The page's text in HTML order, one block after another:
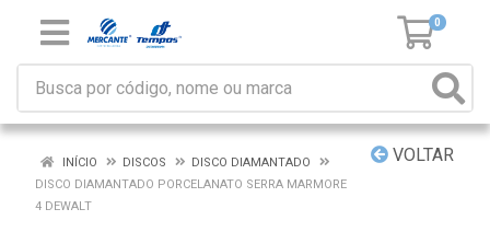
0
VOLTAR
INÍCIO DISCOS
DISCO DIAMANTADO
DISCO DIAMANTADO PORCELANATO SERRA MARMORE
4 DEWALT